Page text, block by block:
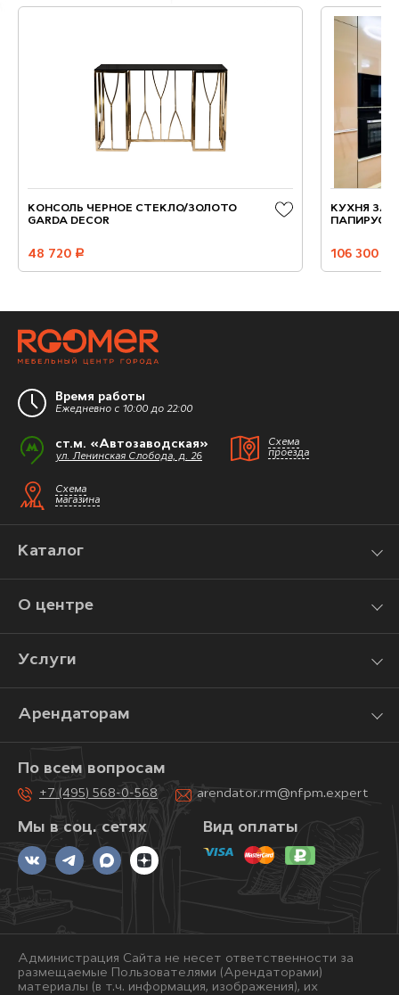
КОНСОЛЬ ЧЕРНОЕ СТЕКЛО/ЗОЛОТО
GARDA DECOR
48 720 руб.
КУХНЯ
ПАПИРУС
106 300
Время работы
Ежедневно с 10:00 до 22:00
ст.м. «Автозаводская»
ул. Ленинская Слобода, д. 26
Схема
проезда
Схема
магазина
Каталог
О центре
Услуги
Арендаторам
Мы в соц. сетях
По всем вопросам
+7 (495) 568-0-568 arendator.rm@nfpm.expert
Вид оплаты
Администрация Сайта не несет ответственности за
размещаемые Пользователями (Арендаторами)
материалы (в т.ч. информация, изображения), их